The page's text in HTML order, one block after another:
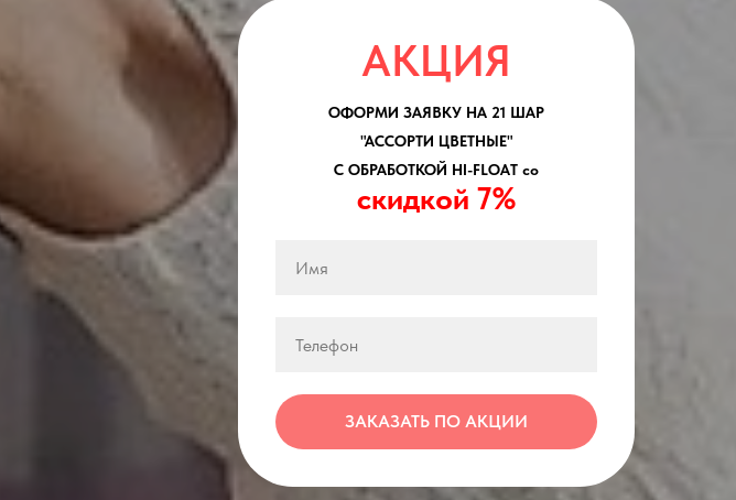
АКЦИЯ
ОФОРМИ ЗАЯВКУ НА 21 ШАР
"АССОРТИ ЦВЕТНЫЕ"
С ОБРАБОТКОЙ HI-FLOAT со
скидкой 7%
ЗАКАЗАТЬ ПО АКЦИИ